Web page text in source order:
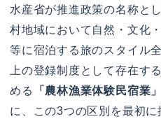
水産省が推進政策の名称と
村地域において自然・文化
等に宿泊する旅のスタイル
上の登録制度として存在す
める
「農林漁業体験民宿業」
に、この3つの区別を最初